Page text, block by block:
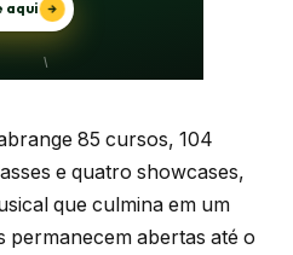
85 cursos, 104
e quatro showcases,
que culmina em um
permanecem abertas até o